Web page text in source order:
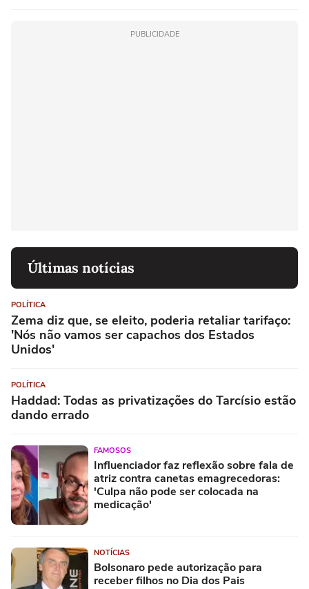
PUBLICIDADE
Últimas notícias
POLÍTICA
Zema diz que, se eleito, poderia retaliar tarifaço:
'Nós não vamos ser capachos dos Estados
Unidos'
POLÍTICA
Haddad: Todas as privatizações do Tarcísio estão
dando errado
FAMOSOS
Influenciador faz reflexão sobre fala de
atriz contra canetas emagrecedoras:
'Culpa não pode ser colocada na
medicação'
NOTÍCIAS
Bolsonaro pede autorização para
receber filhos no Dia dos Pais